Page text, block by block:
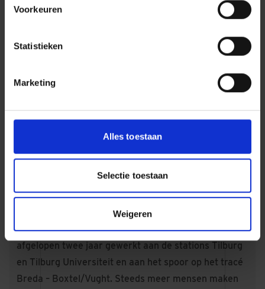
Voorkeuren
Statistieken
Marketing
Alles toestaan
Selectie toestaan
Weigeren
zodat ook dat station gereed is voor de
voorbereidingswerk gedaan voor de kabels en
zien waar ze goed in zijn: integraal en
waardoor Tilburg klaar is voor een veilige en
OVER 'PERRON 4, STATION TILBURG’
In opdracht van ProRail heeft Dura Vermeer de
afgelopen twee jaar gewerkt aan de stations Tilburg
en Tilburg Universiteit en aan het spoor op het tracé
Breda – Boxtel/Vught. Steeds meer mensen maken